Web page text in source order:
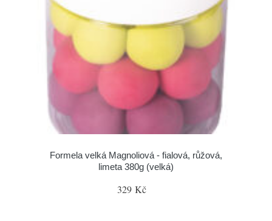
Formela velká Magnoliová - fialová, růžová,
limeta 380g (velká)
329 Kč